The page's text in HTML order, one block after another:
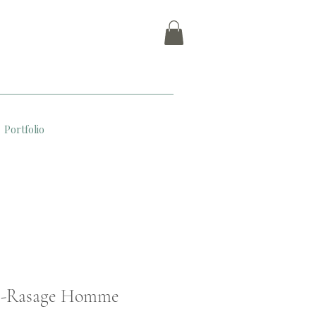
Portfolio
Homme